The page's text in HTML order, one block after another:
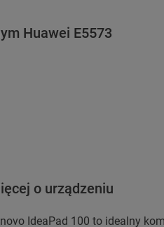
Huawei E5573
o urządzeniu
IdeaPad 100 to idealny